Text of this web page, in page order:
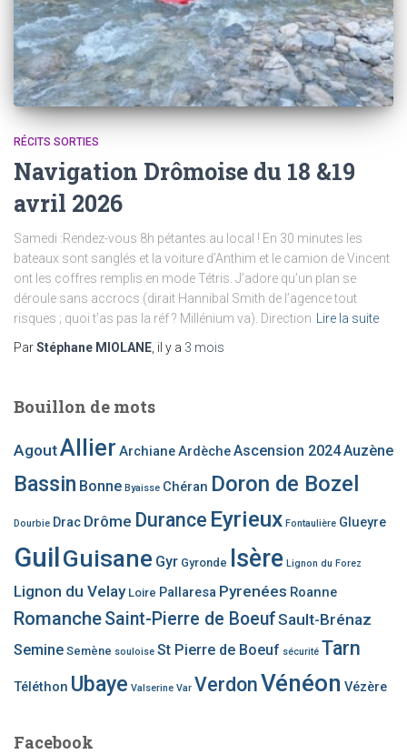
RÉCITS SORTIES
Navigation Drômoise du 18 &19
avril 2026
Samedi :Rendez-vous 8h pétantes au local ! En 30 minutes les
bateaux sont sanglés et la voiture d’Anthim et le camion de Vincent
ont les coffres remplis en mode Tétris. J’adore qu’un plan se
déroule sans accrocs (dirait Hannibal Smith de l’agence tout
risques ; quoi t’as pas la réf ? Millénium va). Direction
Lire la suite
ParStéphane MIOLANE , il y a 3 mois
Bouillon de mots
AgoutAllier ArchianeArdècheAscension 2024Auzène
Bassin Bonne Byaisse Chéran Doron de Bozel
Dourbie Drac Drôme Durance Eyrieux Fontaulière Glueyre
GuilGuisane Gyr Gyronde Isère Lignon du Forez
Lignon du Velay Loire Pallaresa Pyrenées Roanne
RomancheSaint-Pierre de BoeufSault-Brénaz
Semine Semène souloise St Pierre de Boeuf sécurité Tarn
Téléthon Ubaye Valserine Var VerdonVénéon Vézère
Facebook